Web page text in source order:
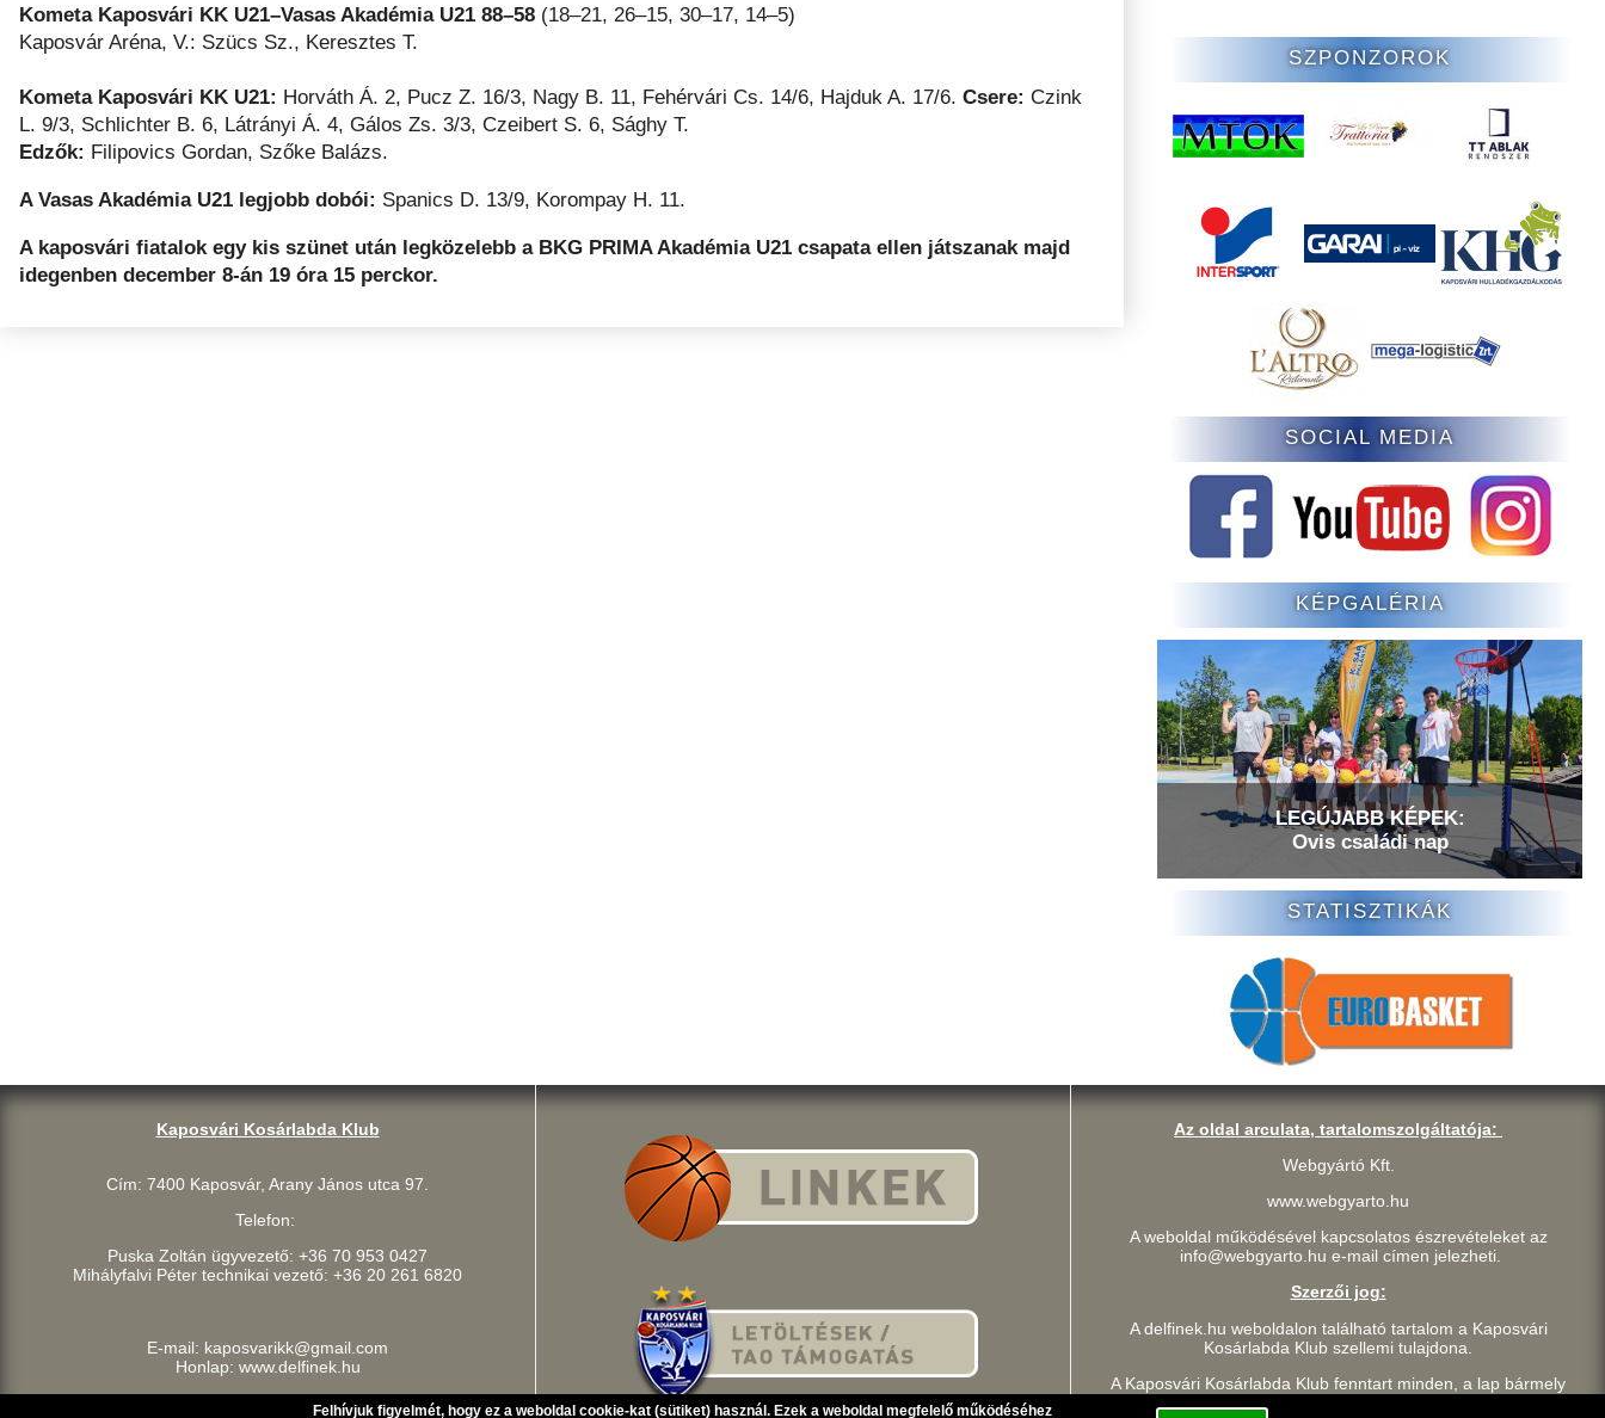
Felhívjuk figyelmét, hogy ez a weboldal cookie-kat (sütiket) használ. Ezek a weboldal megfelelő működéséhez
Kometa Kaposvári KK U21–Vasas Akadémia U21 88–58 (18–21, 26–15, 30–17, 14–5)
Kaposvár Aréna, V.: Szücs Sz., Keresztes T.
Kometa Kaposvári KK U21: Horváth Á. 2, Pucz Z. 16/3, Nagy B. 11, Fehérvári Cs. 14/6, Hajduk A. 17/6. Csere: Czink
L. 9/3, Schlichter B. 6, Látrányi Á. 4, Gálos Zs. 3/3, Czeibert S. 6, Sághy T.
Edzők: Filipovics Gordan, Szőke Balázs.
A Vasas Akadémia U21 legjobb dobói: Spanics D. 13/9, Korompay H. 11.
A kaposvári fiatalok egy kis szünet után legközelebb a BKG PRIMA Akadémia U21 csapata ellen játszanak majd
idegenben december 8-án 19 óra 15 perckor.
SZPONZOROK
SOCIAL MEDIA
KÉPGALÉRIA
LEGÚJABB KÉPEK:
Ovis családi nap
STATISZTIKÁK
Kaposvári Kosárlabda Klub
Cím: 7400 Kaposvár, Arany János utca 97.
Telefon:
Puska Zoltán ügyvezető: +36 70 953 0427
Mihályfalvi Péter technikai vezető: +36 20 261 6820
E-mail: kaposvarikk@gmail.com
Honlap: www.delfinek.hu
Az oldal arculata, tartalomszolgáltatója:
Webgyártó Kft.
www.webgyarto.hu
A weboldal működésével kapcsolatos észrevételeket az
info@webgyarto.hu e-mail címen jelezheti.
Szerzői jog:
A delfinek.hu weboldalon található tartalom a Kaposvári
Kosárlabda Klub szellemi tulajdona.
A Kaposvári Kosárlabda Klub fenntart minden, a lap bármely